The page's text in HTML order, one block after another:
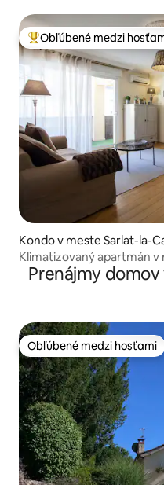
Najobľúbenejšie medzi
Obľúbené medzi
Kondo v meste Sarlat-la-
Klimatizovaný apartmán v
Prenájmy
Obľúbené medzi hosťami
Obľúbené medzi hosťami